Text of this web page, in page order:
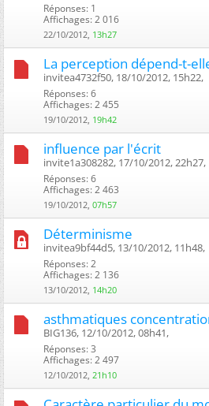
Réponses: 1
Affichages: 2 016
22/10/2012, 13h27
La perception dépend-t-
invitea4732f50, 18/10/2012, 15h22, ‎
Réponses: 6
Affichages: 2 455
19/10/2012, 19h42
influence par l'écrit
invite1a308282, 17/10/2012, 22h27, ‎
Réponses: 6
Affichages: 2 463
19/10/2012, 07h57
Déterminisme
invitea9bf44d5, 13/10/2012, 11h48, ‎
Réponses: 2
Affichages: 2 136
13/10/2012, 14h20
asthmatiques
BIG136, 12/10/2012, 08h41, ‎
Réponses: 3
Affichages: 2 497
12/10/2012, 21h10